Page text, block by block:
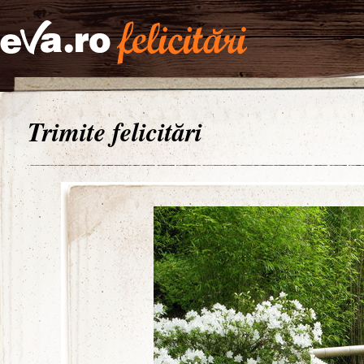
Trimite felicitări